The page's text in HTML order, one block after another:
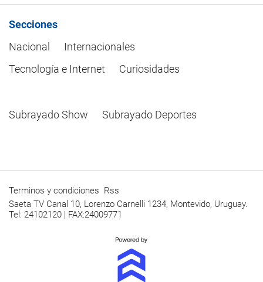
Secciones
Nacional
Internacionales
Tecnología e Internet
Curiosidades
Subrayado Show Subrayado Deportes
Terminos y condiciones Rss
Saeta TV Canal 10, Lorenzo Carnelli 1234, Montevido, Uruguay.
Tel: 24102120 | FAX:24009771